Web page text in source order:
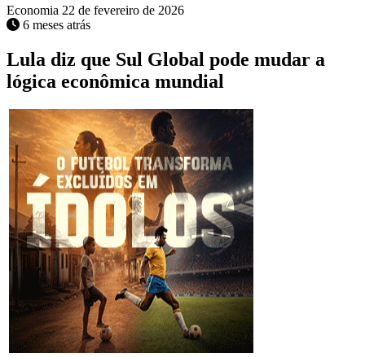
Economia 22 de fevereiro de 2026
6 meses atrás
Lula diz que Sul Global pode mudar a
lógica econômica mundial